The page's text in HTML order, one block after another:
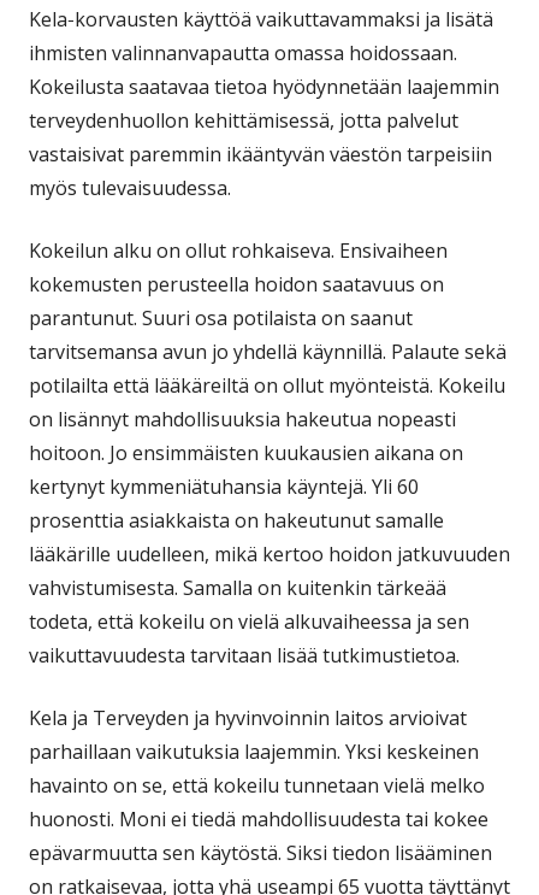
Kela‑korvausten käyttöä vaikuttavammaksi ja lisätä
ihmisten valinnanvapautta omassa hoidossaan.
Kokeilusta saatavaa tietoa hyödynnetään laajemmin
terveydenhuollon kehittämisessä, jotta palvelut
vastaisivat paremmin ikääntyvän väestön tarpeisiin
myös tulevaisuudessa.
Kokeilun alku on ollut rohkaiseva. Ensivaiheen
kokemusten perusteella hoidon saatavuus on
parantunut. Suuri osa potilaista on saanut
tarvitsemansa avun jo yhdellä käynnillä. Palaute sekä
potilailta että lääkäreiltä on ollut myönteistä. Kokeilu
on lisännyt mahdollisuuksia hakeutua nopeasti
hoitoon. Jo ensimmäisten kuukausien aikana on
kertynyt kymmeniätuhansia käyntejä. Yli 60
prosenttia asiakkaista on hakeutunut samalle
lääkärille uudelleen, mikä kertoo hoidon jatkuvuuden
vahvistumisesta. Samalla on kuitenkin tärkeää
todeta, että kokeilu on vielä alkuvaiheessa ja sen
vaikuttavuudesta tarvitaan lisää tutkimustietoa.
Kela ja Terveyden ja hyvinvoinnin laitos arvioivat
parhaillaan vaikutuksia laajemmin. Yksi keskeinen
havainto on se, että kokeilu tunnetaan vielä melko
huonosti. Moni ei tiedä mahdollisuudesta tai kokee
epävarmuutta sen käytöstä. Siksi tiedon lisääminen
on ratkaisevaa, jotta yhä useampi 65 vuotta täyttänyt